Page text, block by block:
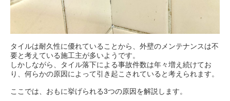
タイルは耐久性に優れていることから、外壁のメンテナンスは不
要と考えている施工主が多いようです。
しかしながら、タイル落下による事故件数は年々増え続けてお
り、何らかの原因によって引き起こされていると考えられます。
ここでは、おもに挙げられる3つの原因を解説します。